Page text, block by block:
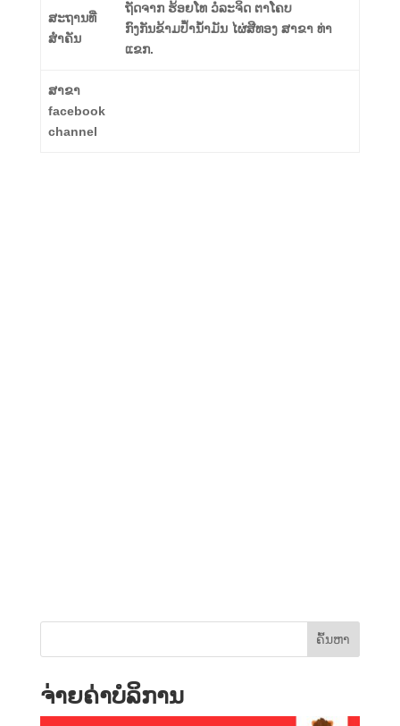
ສະຖານທີ່
ສຳຄັນ
ຖັດຈາກ ຮ້ອຍໂທ ວໍລະຈິດ ຕາໂຄບ
ກົງກັນຂ້າມປ້ຳນ້ຳມັນ ໄຜ່ສີທອງ ສາຂາ ທ່າ
ແຂກ.
ສາຂາ
facebook
channel
ຄົ້ນຫາ
ຈ່າຍຄ່າບໍລິການ